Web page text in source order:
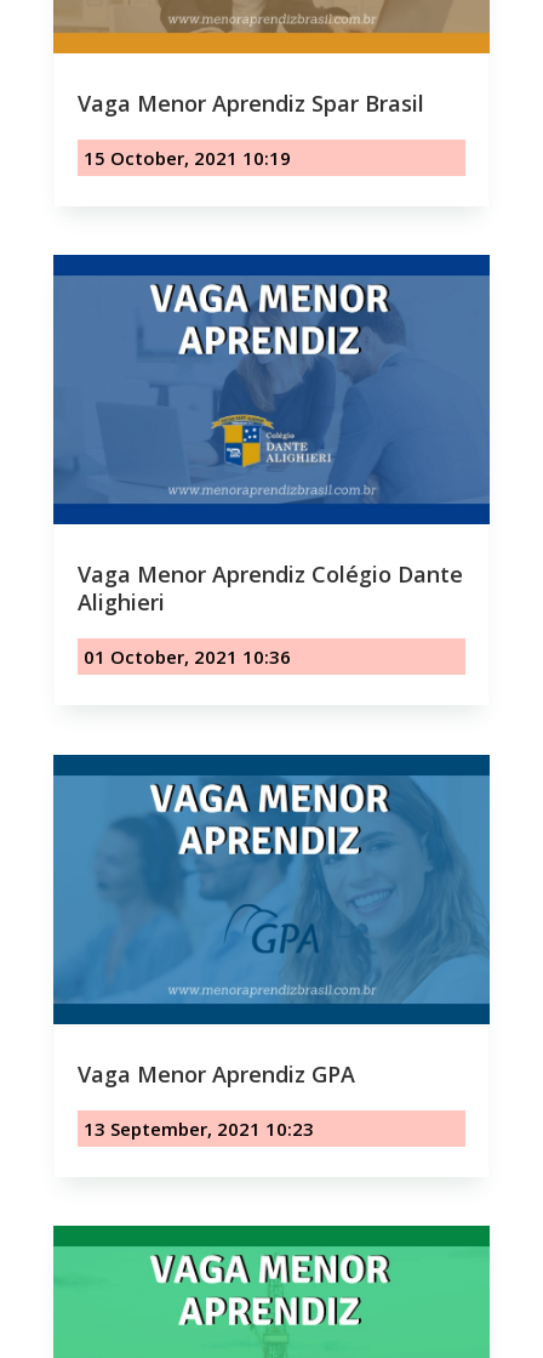
Vaga Menor Aprendiz Spar Brasil
15 October, 2021 10:19
Vaga Menor Aprendiz Colégio Dante
Alighieri
01 October, 2021 10:36
Vaga Menor Aprendiz GPA
13 September, 2021 10:23